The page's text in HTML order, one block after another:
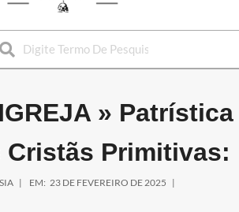
» Patrística
Cristãs Primitivas:
EM: 23 DE FEVEREIRO DE 2025